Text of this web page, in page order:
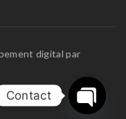
digital par
Contact